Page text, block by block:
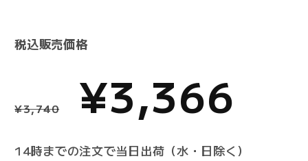
税込販売価格
通
¥3,740
セ
¥3,366
14時までの注文で当日出荷（水・日除く）